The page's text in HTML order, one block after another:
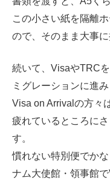
この小さい紙を隔離
ので、そのまま大事に
続いて、VisaやTRC
ミグレーションに進み
Visa on Arrivalの方々
疲れているところに
す。
慣れない特別便でか
ナム大使館・領事館